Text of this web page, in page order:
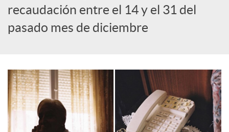
o
i
a
recaudación entre el 14 y el 31 del
pasado mes de diciembre